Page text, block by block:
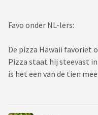
Favo onder NL-lers:
De pizza Hawaii favoriet
Pizza staat hij steevast
is het een van de tien